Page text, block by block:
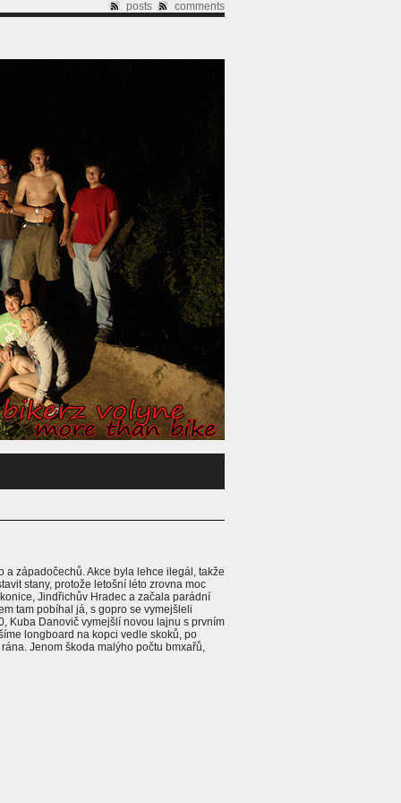
posts comments
západočechů. Akce byla lehce ilegál, takže
stany, protože letošní léto zrovna moc
Jindřichův Hradec a začala parádní
tam pobíhal já, s gopro se vymejšleli
Kuba Danovič vymejšlí novou lajnu s prvním
longboard na kopci vedle skoků, po
Jenom škoda malýho počtu bmxařů,